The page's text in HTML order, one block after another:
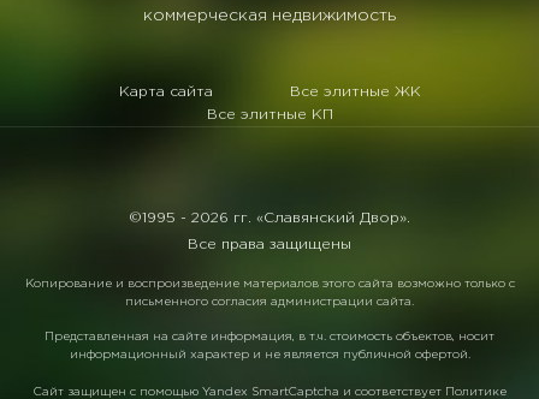
коммерческая недвижимость
Карта сайта
Все элитные ЖК
Все элитные КП
©1995 - 2026 гг. «Славянский Двор».
Все права защищены
Копирование и воспроизведение материалов этого сайта возможно только с
письменного согласия администрации сайта.
Представленная на сайте информация, в т.ч. стоимость объектов, носит
информационный характер и не является публичной офертой.
Сайт защищен с помощью Yandex SmartCaptcha и соответствует Политике